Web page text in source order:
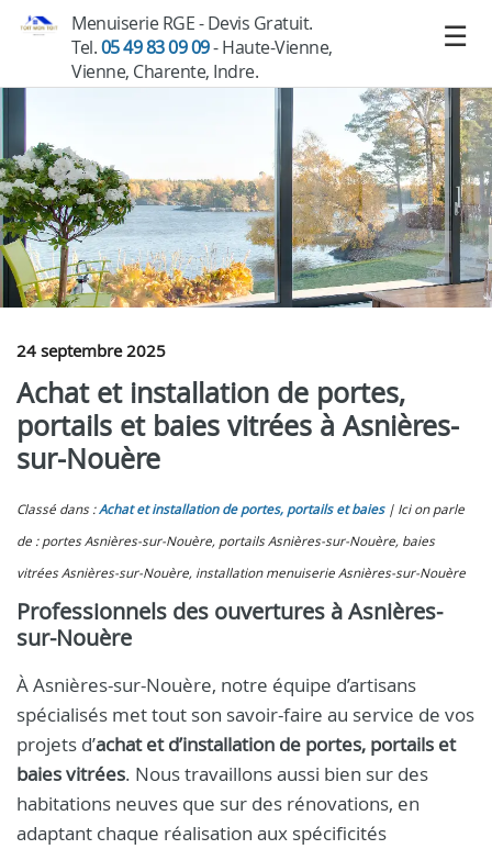
Menuiserie RGE - Devis Gratuit.
Tel.05 49 83 09 09- Haute-Vienne,
Vienne, Charente, Indre.
24 septembre 2025
Achat et installation de portes,
portails et baies vitrées à Asnières-
sur-Nouère
Classé dans :Achat et installation de portes, portails et baies
Ici on parle
de : portes Asnières-sur-Nouère, portails Asnières-sur-Nouère, baies
vitrées Asnières-sur-Nouère, installation menuiserie Asnières-sur-Nouère
Professionnels des ouvertures à Asnières-
sur-Nouère
À Asnières-sur-Nouère, notre équipe d’artisans
spécialisés met tout son savoir-faire au service de vos
projets d’achat et d’installation de portes, portails et
baies vitrées. Nous travaillons aussi bien sur des
habitations neuves que sur des rénovations, en
adaptant chaque réalisation aux spécificités